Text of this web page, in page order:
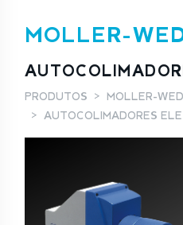
MOLLER-
PRODUTOS
MOLLER-
AUTOCOLIMADORES